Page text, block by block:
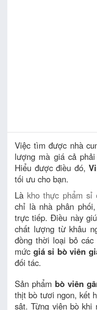
Việc tìm được nhà
lượng mà giá cả
Hiểu được điều đó,
tối ưu cho bạn.
Là kho thực phẩm sỉ
chỉ là nhà phân
trực tiếp. Điều này
chất lượng từ khâu
đồng thời loại bỏ
mức giá sỉ bò viên
đối tác.
Sản phẩm bò viên
thịt bò tươi ngon, kết
sật. Từng viên bò